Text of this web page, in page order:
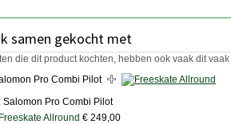
samen gekocht met
die dit product kochten, hebben ook vaak dit
: Salomon Pro Combi Pilot
Freeskate Allround € 249,00